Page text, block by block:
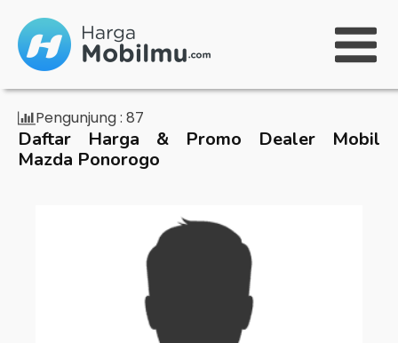
Pengunjung : 87
Daftar Harga & Promo Dealer Mobil
Mazda Ponorogo